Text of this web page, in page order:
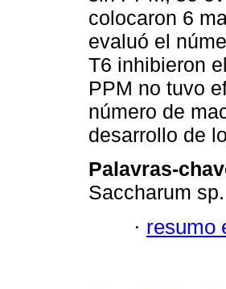
colocaron 6
evaluó el
T6 inhibieron
PPM no tuvo
número de
desarrollo de
Palavras-
Saccharum sp.
· resumo